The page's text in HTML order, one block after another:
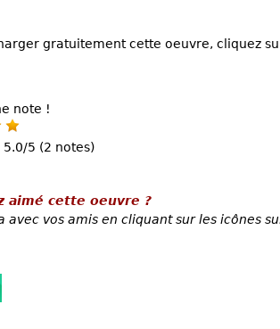
gratuitement cette oeuvre, cliquez
note !
5.0/5 (2 notes)
aimé cette oeuvre ?
avec vos amis en cliquant sur les icônes